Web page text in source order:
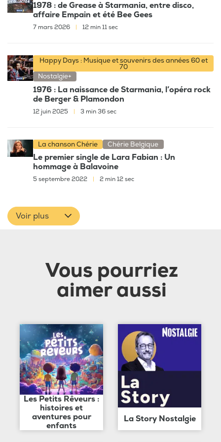
1978 : de Grease à Starmania, entre disco,
affaire Empain et été Bee Gees
7 mars 2026 12 min 11 sec
Happy Days : Musique et souvenirs des années 60 et
70
Nostalgie+
1976 : La naissance de Starmania, l’opéra rock
de Berger & Plamondon
12 juin 2025 | 3 min 36 sec
La chanson Chérie Chérie Belgique
Le premier single de Lara Fabian : Un
hommage à Balavoine
5 septembre 2022 2 min 12 sec
Voir plus
Vous pourriez
aimer aussi
Les Petits Rêveurs :
histoires et
aventures pour
enfants
La Story Nostalgie